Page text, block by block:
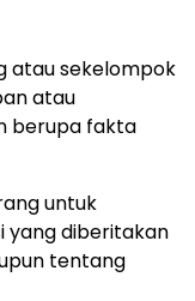
atau sekelompok
atau
berupa fakta
untuk
yang diberitakan
tentang